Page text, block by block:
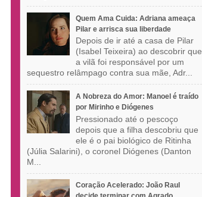
Quem Ama Cuida: Adriana ameaça
Pilar e arrisca sua liberdade
Depois de ir até a casa de Pilar
(Isabel Teixeira) ao descobrir que
a vilã foi responsável por um
sequestro relâmpago contra sua mãe, Adr...
A Nobreza do Amor: Manoel é traído
por Mirinho e Diógenes
Pressionado até o pescoço
depois que a filha descobriu que
ele é o pai biológico de Ritinha
(Júlia Salarini), o coronel Diógenes (Danton
M...
Coração Acelerado: João Raul